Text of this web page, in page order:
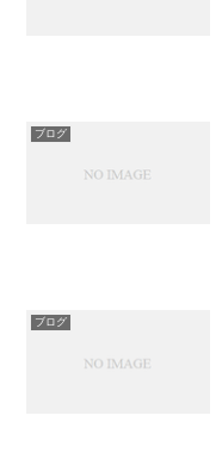
ブログ
ブログ